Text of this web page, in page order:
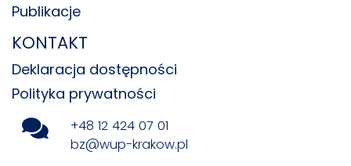
Publikacje
KONTAKT
Deklaracja dostępności
Polityka prywatności
+48 12 424 07 01
bz@wup-krakow.pl